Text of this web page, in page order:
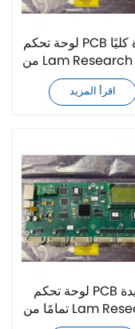
لوحة تحكم PCB جديدة كليًا
من Lam Research 810-
002895-001
اقرأ المزيد
لوحة تحكم PCB جديدة
تمامًا من Lam Research